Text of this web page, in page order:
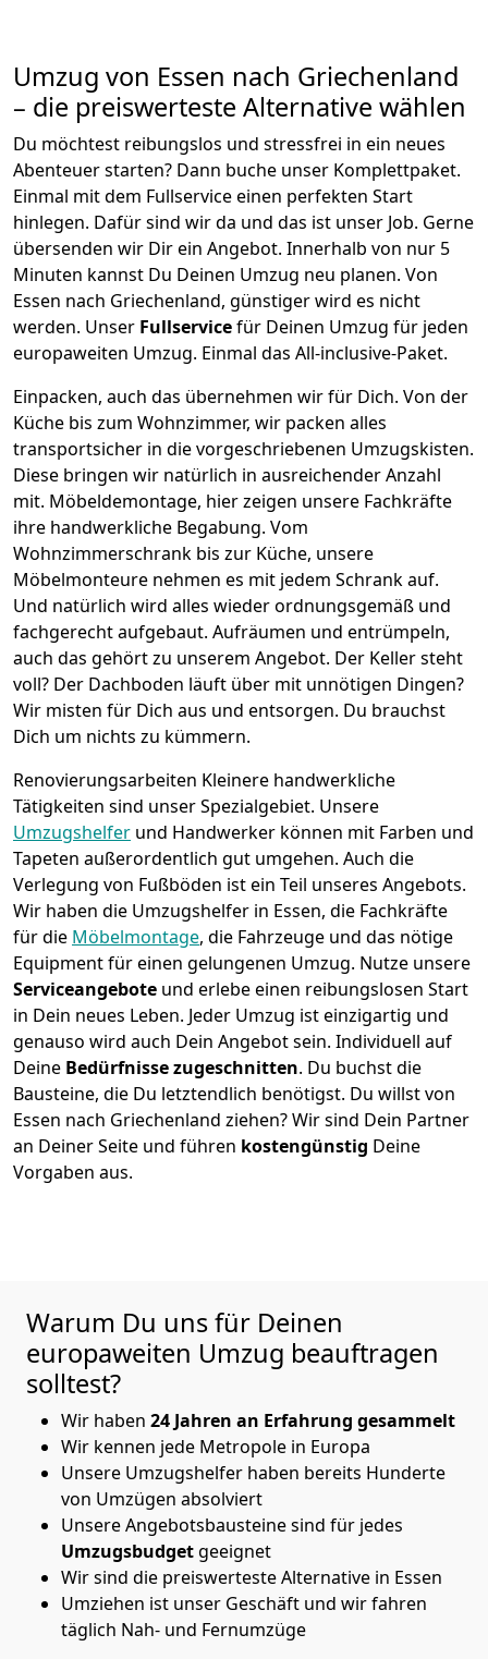
Umzug von Essen nach Griechenland
– die preiswerteste Alternative wählen
Du möchtest reibungslos und stressfrei in ein neues
Abenteuer starten? Dann buche unser Komplettpaket.
Einmal mit dem Fullservice einen perfekten Start
hinlegen. Dafür sind wir da und das ist unser Job. Gerne
übersenden wir Dir ein Angebot. Innerhalb von nur 5
Minuten kannst Du Deinen Umzug neu planen. Von
Essen nach Griechenland, günstiger wird es nicht
werden. Unser Fullservicefür Deinen Umzug für jeden
europaweiten Umzug. Einmal das All-inclusive-Paket.
Einpacken, auch das übernehmen wir für Dich. Von der
Küche bis zum Wohnzimmer, wir packen alles
transportsicher in die vorgeschriebenen Umzugskisten.
Diese bringen wir natürlich in ausreichender Anzahl
mit. Möbeldemontage, hier zeigen unsere Fachkräfte
ihre handwerkliche Begabung. Vom
Wohnzimmerschrank bis zur Küche, unsere
Möbelmonteure nehmen es mit jedem Schrank auf.
Und natürlich wird alles wieder ordnungsgemäß und
fachgerecht aufgebaut. Aufräumen und entrümpeln,
auch das gehört zu unserem Angebot. Der Keller steht
voll? Der Dachboden läuft über mit unnötigen Dingen?
Wir misten für Dich aus und entsorgen. Du brauchst
Dich um nichts zu kümmern.
Renovierungsarbeiten Kleinere handwerkliche
Tätigkeiten sind unser Spezialgebiet. Unsere
Umzugshelfer und Handwerker können mit Farben und
Tapeten außerordentlich gut umgehen. Auch die
Verlegung von Fußböden ist ein Teil unseres Angebots.
Wir haben die Umzugshelfer in Essen, die Fachkräfte
für die Möbelmontage, die Fahrzeuge und das nötige
Equipment für einen gelungenen Umzug. Nutze unsere
Serviceangebote und erlebe einen reibungslosen Start
in Dein neues Leben. Jeder Umzug ist einzigartig und
genauso wird auch Dein Angebot sein. Individuell auf
Deine Bedürfnisse zugeschnitten. Du buchst die
Bausteine, die Du letztendlich benötigst. Du willst von
Essen nach Griechenland ziehen? Wir sind Dein Partner
an Deiner Seite und führen kostengünstig Deine
Vorgaben aus.
Warum Du uns für Deinen
europaweiten Umzug beauftragen
solltest?
Wir haben 24 Jahren an Erfahrung gesammelt
Wir kennen jede Metropole in Europa
Unsere Umzugshelfer haben bereits Hunderte
von Umzügen absolviert
Unsere Angebotsbausteine sind für jedes
Umzugsbudgetgeeignet
Wir sind die preiswerteste Alternative in Essen
Umziehen ist unser Geschäft und wir fahren
täglich Nah- und Fernumzüge